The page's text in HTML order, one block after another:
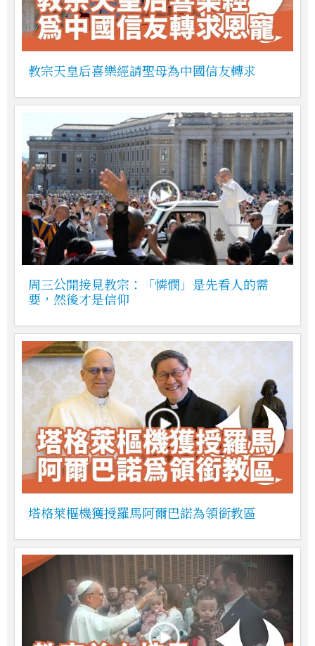
教宗天皇后喜樂經請聖母為中國信友轉求
周三公開接見教宗：「憐憫」是先看人的需
要，然後才是信仰
塔格萊樞機獲授羅馬阿爾巴諾為領銜教區